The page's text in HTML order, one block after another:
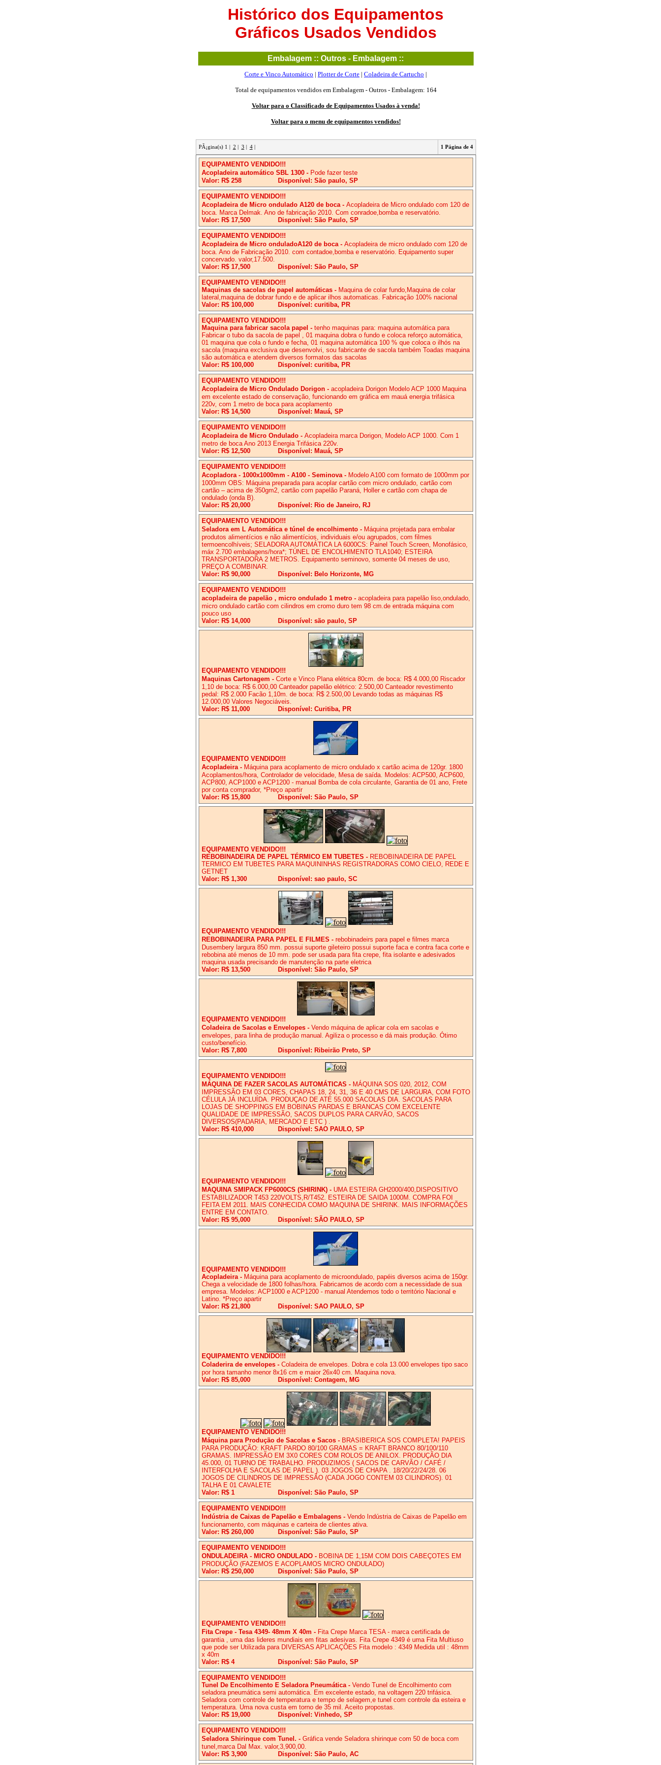
Histórico dos Equipamentos
Gráficos Usados Vendidos
Embalagem :: Outros - Embalagem ::
Corte e Vinco Automático | Plotter de Corte | Coladeira de Cartucho |
Total de equipamentos vendidos em Embalagem - Outros - Embalagem: 164
Voltar para o Classificado de Equipamentos Usados à venda!
Voltar para o menu de equipamentos vendidos!
PÃ¡gina(s) 1 | 2 3 4| 1 Página de 4
EQUIPAMENTO VENDIDO!!!
Acopladeira automático SBL 1300 - Pode fazer teste
Valor: R$ 258
Disponível: São paulo, SP
EQUIPAMENTO VENDIDO!!!
Acopladeira de Micro ondulado A120 de boca - Acopladeira de Micro ondulado com 120 de
boca. Marca Delmak. Ano de fabricação 2010. Com conradoe,bomba e reservatório.
Valor: R$ 17,500
Disponível: São Paulo, SP
EQUIPAMENTO VENDIDO!!!
Acopladeira de Micro onduladoA120 de boca - Acopladeira de micro ondulado com 120 de
boca. Ano de Fabricação 2010. com contadoe,bomba e reservatório. Equipamento super
concervado. valor,17.500.
Valor: R$ 17,500
Disponível: São Paulo, SP
EQUIPAMENTO VENDIDO!!!
Maquinas de sacolas de papel automáticas - Maquina de colar fundo,Maquina de colar
lateral,maquina de dobrar fundo e de aplicar ilhos automaticas. Fabricação 100% nacional
Valor: R$ 100,000
Disponível: curitiba, PR
EQUIPAMENTO VENDIDO!!!
Maquina para fabricar sacola papel - tenho maquinas para: maquina automática para
Fabricar o tubo da sacola de papel , 01 maquina dobra o fundo e coloca reforço automática,
01 maquina que cola o fundo e fecha, 01 maquina automática 100 % que coloca o ilhós na
sacola (maquina exclusiva que desenvolvi, sou fabricante de sacola também Toadas maquina
são automática e atendem diversos formatos das sacolas
Valor: R$ 100,000
Disponível: curitiba, PR
EQUIPAMENTO VENDIDO!!!
Acopladeira de Micro Ondulado Dorigon - acopladeira Dorigon Modelo ACP 1000 Maquina
em excelente estado de conservação, funcionando em gráfica em mauá energia trifásica
220v, com 1 metro de boca para acoplamento
Valor: R$ 14,500
Disponível: Mauá, SP
EQUIPAMENTO VENDIDO!!!
Acopladeira de Micro Ondulado - Acopladeira marca Dorigon, Modelo ACP 1000. Com 1
metro de boca Ano 2013 Energia Trifásica 220v.
Valor: R$ 12,500
Disponível: Mauá, SP
EQUIPAMENTO VENDIDO!!!
Acopladora - 1000x1000mm - A100 - Seminova - Modelo A100 com formato de 1000mm por
1000mm OBS: Máquina preparada para acoplar cartão com micro ondulado, cartão com
cartão – acima de 350gm2, cartão com papelão Paraná, Holler e cartão com chapa de
ondulado (onda B).
Valor: R$ 20,000
Disponível: Rio de Janeiro, RJ
EQUIPAMENTO VENDIDO!!!
Seladora em L Automática e túnel de encolhimento - Máquina projetada para embalar
produtos alimentícios e não alimentícios, individuais e/ou agrupados, com filmes
termoencolhíveis; SELADORA AUTOMÁTICA LA 6000CS: Painel Touch Screen, Monofásico,
máx 2.700 embalagens/hora*; TÚNEL DE ENCOLHIMENTO TLA1040; ESTEIRA
TRANSPORTADORA 2 METROS. Equipamento seminovo, somente 04 meses de uso,
PREÇO A COMBINAR.
Valor: R$ 90,000
Disponível: Belo Horizonte, MG
EQUIPAMENTO VENDIDO!!!
acopladeira de papelão , micro ondulado 1 metro - acopladeira para papelão liso,ondulado,
micro ondulado cartão com cilindros em cromo duro tem 98 cm.de entrada máquina com
pouco uso
Valor: R$ 14,000
Disponível: são paulo, SP
EQUIPAMENTO VENDIDO!!!
Maquinas Cartonagem - Corte e Vinco Plana elétrica 80cm. de boca: R$ 4.000,00 Riscador
1,10 de boca: R$ 6.000,00 Canteador papelão elétrico: 2.500,00 Canteador revestimento
pedal: R$ 2.000 Facão 1,10m. de boca: R$ 2.500,00 Levando todas as máquinas R$
12.000,00 Valores Negociáveis.
Valor: R$ 11,000
Disponível: Curitiba, PR
EQUIPAMENTO VENDIDO!!!
Acopladeira - Máquina para acoplamento de micro ondulado x cartão acima de 120gr. 1800
Acoplamentos/hora, Controlador de velocidade, Mesa de saída. Modelos: ACP500, ACP600,
ACP800, ACP1000 e ACP1200 - manual Bomba de cola circulante, Garantia de 01 ano, Frete
por conta comprador, *Preço apartir
Valor: R$ 15,800
Disponível: São Paulo, SP
EQUIPAMENTO VENDIDO!!!
REBOBINADEIRA DE PAPEL TÉRMICO EM TUBETES - REBOBINADEIRA DE PAPEL
TERMICO EM TUBETES PARA MAQUININHAS REGISTRADORAS COMO CIELO, REDE E
GETNET
Valor: R$ 1,300
Disponível: sao paulo, SC
EQUIPAMENTO VENDIDO!!!
REBOBINADEIRA PARA PAPEL E FILMES - rebobinadeirs para papel e filmes marca
Dusembery largura 850 mm. possui suporte gileteiro possui suporte faca e contra faca corte e
rebobina até menos de 10 mm. pode ser usada para fita crepe, fita isolante e adesivados
maquina usada precisando de manutenção na parte eletrica
Valor: R$ 13,500
Disponível: São Paulo, SP
EQUIPAMENTO VENDIDO!!!
Coladeira de Sacolas e Envelopes - Vendo máquina de aplicar cola em sacolas e
envelopes, para linha de produção manual. Agiliza o processo e dá mais produção. Ótimo
custo/benefício.
Valor: R$ 7,800
Disponível: Ribeirão Preto, SP
EQUIPAMENTO VENDIDO!!!
MÁQUINA DE FAZER SACOLAS AUTOMÁTICAS - MÁQUINA SOS 020, 2012, COM
IMPRESSÃO EM 03 CORES, CHAPAS 18, 24, 31, 36 E 40 CMS DE LARGURA, COM FOTO
CÉLULA JÁ INCLUÍDA. PRODUÇAO DE ATÉ 55.000 SACOLAS DIA. SACOLAS PARA
LOJAS DE SHOPPINGS EM BOBINAS PARDAS E BRANCAS COM EXCELENTE
QUALIDADE DE IMPRESSÃO, SACOS DUPLOS PARA CARVÃO, SACOS
DIVERSOS(PADARIA, MERCADO E ETC ) .
Valor: R$ 410,000
Disponível: SAO PAULO, SP
EQUIPAMENTO VENDIDO!!!
MAQUINA SMIPACK FP6000CS (SHIRINK) - UMA ESTEIRA GH2000/400,DISPOSITIVO
ESTABILIZADOR T453 220VOLTS,R/T452. ESTEIRA DE SAIDA 1000M. COMPRA FOI
FEITA EM 2011. MAIS CONHECIDA COMO MAQUINA DE SHIRINK. MAIS INFORMAÇÕES
ENTRE EM CONTATO.
Valor: R$ 95,000
Disponível: SÃO PAULO, SP
EQUIPAMENTO VENDIDO!!!
Acopladeira - Máquina para acoplamento de microondulado, papéis diversos acima de 150gr.
Chega a velocidade de 1800 folhas/hora. Fabricamos de acordo com a necessidade de sua
empresa. Modelos: ACP1000 e ACP1200 - manual Atendemos todo o território Nacional e
Latino. *Preço apartir
Valor: R$ 21,800
Disponível: SAO PAULO, SP
EQUIPAMENTO VENDIDO!!!
Coladerira de envelopes - Coladeira de envelopes. Dobra e cola 13.000 envelopes tipo saco
por hora tamanho menor 8x16 cm e maior 26x40 cm. Maquina nova.
Valor: R$ 85,000
Disponível: Contagem, MG
EQUIPAMENTO VENDIDO!!!
Máquina para Produção de Sacolas e Sacos - BRASIBERICA SOS COMPLETA! PAPEIS
PARA PRODUÇÃO: KRAFT PARDO 80/100 GRAMAS = KRAFT BRANCO 80/100/110
GRAMAS. IMPRESSÃO EM 3X0 CORES COM ROLOS DE ANILOX. PRODUÇÃO DIA
45.000, 01 TURNO DE TRABALHO. PRODUZIMOS ( SACOS DE CARVÃO / CAFÉ /
INTERFOLHA E SACOLAS DE PAPEL ). 03 JOGOS DE CHAPA . 18/20/22/24/28. 06
JOGOS DE CILINDROS DE IMPRESSÃO (CADA JOGO CONTEM 03 CILINDROS). 01
TALHA E 01 CAVALETE
Valor: R$ 1
Disponível: São Paulo, SP
EQUIPAMENTO VENDIDO!!!
Indústria de Caixas de Papelão e Embalagens - Vendo Indústria de Caixas de Papelão em
funcionamento, com máquinas e carteira de clientes ativa.
Valor: R$ 260,000
Disponível: São Paulo, SP
EQUIPAMENTO VENDIDO!!!
ONDULADEIRA - MICRO ONDULADO - BOBINA DE 1,15M COM DOIS CABEÇOTES EM
PRODUÇÃO (FAZEMOS E ACOPLAMOS MICRO ONDULADO)
Valor: R$ 250,000
Disponível: São Paulo, SP
EQUIPAMENTO VENDIDO!!!
Fita Crepe - Tesa 4349- 48mm X 40m - Fita Crepe Marca TESA - marca certificada de
garantia , uma das lideres mundiais em fitas adesivas. Fita Crepe 4349 é uma Fita Multiuso
que pode ser Utilizada para DIVERSAS APLICAÇÕES Fita modelo : 4349 Medida util : 48mm
x 40m
Valor: R$ 4
Disponível: São Paulo, SP
EQUIPAMENTO VENDIDO!!!
Tunel De Encolhimento E Seladora Pneumática - Vendo Tunel de Encolhimento com
seladora pneumática semi automática. Em excelente estado, na voltagem 220 trifásica.
Seladora com controle de temperatura e tempo de selagem,e tunel com controle da esteira e
temperatura. Uma nova custa em torno de 35 mil. Aceito propostas.
Valor: R$ 19,000
Disponível: Vinhedo, SP
EQUIPAMENTO VENDIDO!!!
Seladora Shirinque com Tunel. - Gráfica vende Seladora shirinque com 50 de boca com
tunel,marca Dal Max. valor,3,900,00.
Valor: R$ 3,900
Disponível: São Paulo, AC